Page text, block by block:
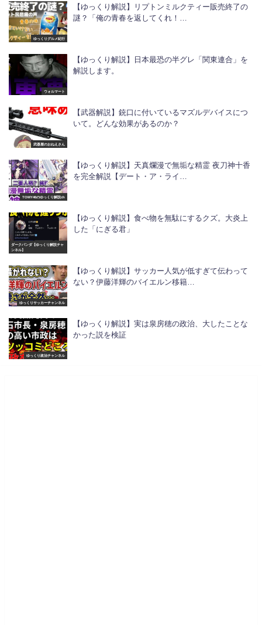
ゆっくりグルメ紀行
【ゆっくり解説】リプトンミルクティー販売終了の
謎？「俺の青春を返してくれ！…
ウォルマート
【ゆっくり解説】日本最恐の半グレ「関東連合」を
解説します。
武器屋のおねえさん
【武器解説】銃口に付いているマズルデバイスにつ
いて。どんな効果があるのか？
TOMY46のゆっくり解説ch
【ゆっくり解説】天真爛漫で無垢な精霊 夜刀神十香
を完全解説【デート・ア・ライ…
ダークパンダ【ゆっくり解説チャ
ンネル】
【ゆっくり解説】食べ物を無駄にするクズ。大炎上
した「にぎる君」
ゆっくりサッカーチャンネル
【ゆっくり解説】サッカー人気が低すぎて伝わって
ない？伊藤洋輝のバイエルン移籍…
ゆっくり政治チャンネル
【ゆっくり解説】実は泉房穂の政治、大したことな
かった説を検証